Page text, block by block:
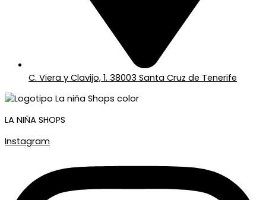
C. Viera y Clavijo, 1. 38003 Santa Cruz de Tenerife
LA NIÑA SHOPS
Instagram